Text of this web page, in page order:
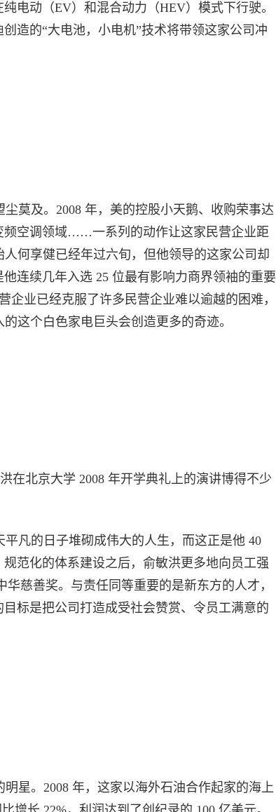
电动（EV）和混合动力（HEV）模式下行驶。
造的“大电池，小电机”技术将带领这家公司冲
莫及。2008 年，美的控股小天鹅、收购荣事达
频空调领域……一系列的动作让这家民营企业距
何享健已经年过六旬，但他领导的这家公司却
连续几年入选 25 位最有影响力商界领袖的重要
企业已经克服了许多民营企业难以逾越的困难，
这个白色家电巨头会创造更多的奇迹。
在北京大学 2008 年开学典礼上的演讲博得不少
凡的日子堆砌成伟大的人生，而这正是他 40
范化的体系建设之后，俞敏洪更多地向员工强
慈善奖。与责任同等重要的是新东方的人才，
标是把公司打造成受社会赞赏、令员工满意的
星。2008 年，这家以海外石油合作起家的海上